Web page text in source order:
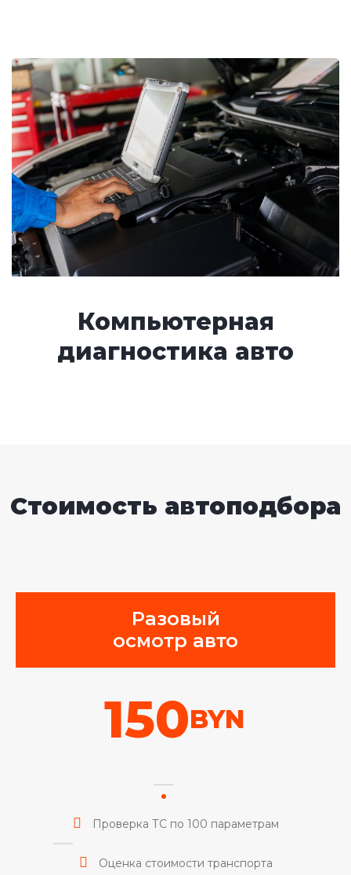
Компьютерная
диагностика авто
Стоимость автоподбора
Разовый
осмотр авто
150BYN
Проверка ТС по 100 параметрам
Оценка стоимости транспорта